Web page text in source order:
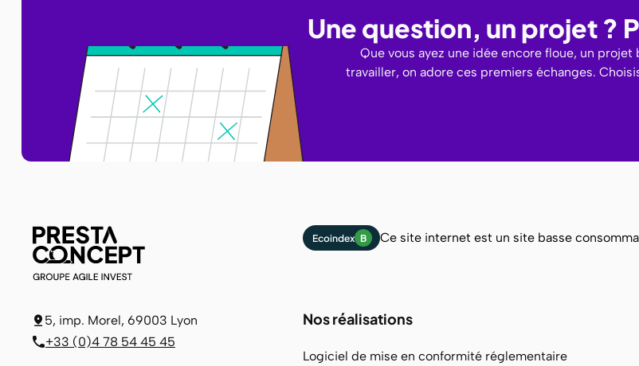
Une question, un projet ?
Que vous ayez une idée encore floue, un
travailler, on adore ces premiers échanges.
5, imp. Morel, 69003 Lyon
+33 (0)4 78 54 45 45
Ecoindex B Ce site internet est un site basse
Nos réalisations
Logiciel de mise en conformité réglementaire